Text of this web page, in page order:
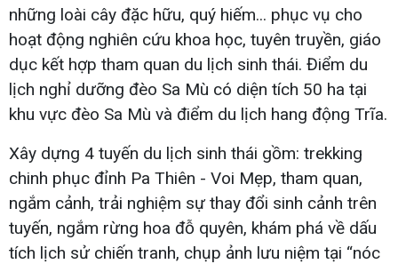
những loài cây đặc hữu, quý hiếm... phục vụ cho
hoạt động nghiên cứu khoa học, tuyên truyền, giáo
dục kết hợp tham quan du lịch sinh thái. Điểm du
lịch nghỉ dưỡng đèo Sa Mù có diện tích 50 ha tại
khu vực đèo Sa Mù và điểm du lịch hang động Trĩa.
Xây dựng 4 tuyến du lịch sinh thái gồm: trekking
chinh phục đỉnh Pa Thiên - Voi Mẹp, tham quan,
ngắm cảnh, trải nghiệm sự thay đổi sinh cảnh trên
tuyến, ngắm rừng hoa đỗ quyên, khám phá về dấu
tích lịch sử chiến tranh, chụp ảnh lưu niệm tại “nóc